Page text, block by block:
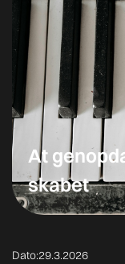
At
skabet
Dato:29.3.2026